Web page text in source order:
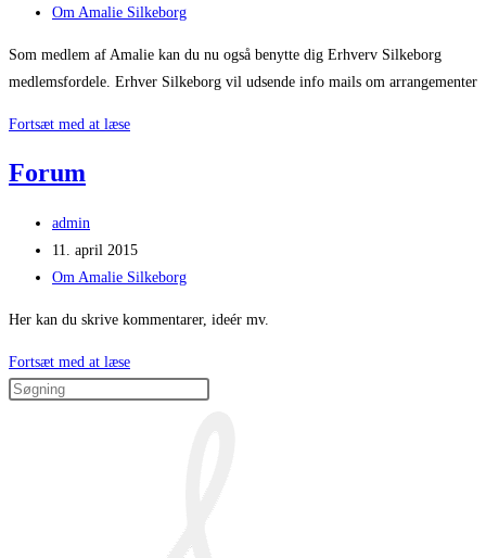
published:
Post
Om Amalie Silkeborg
Som medlem af Amalie kan du nu også benytte dig Erhverv Silkeborg
medlemsfordele. Erhver Silkeborg vil udsende info mails om arrangementer
Fortsæt med at læseAmalie
af
Erhverv
Silkeborg
Forum
Post
author:
admin
Post
published:
11. april 2015
Post
Om Amalie Silkeborg
Her kan du skrive kommentarer, ideér mv.
Fortsæt med at læseForum